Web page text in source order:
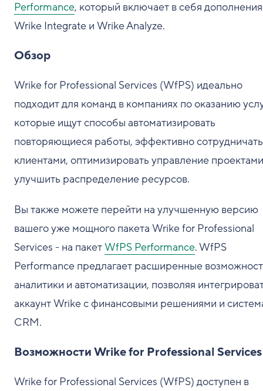
Performance, который включает в себя дополнения
Wrike Integrate и Wrike Analyze.
Обзор
Wrike for Professional Services (WfPS) идеально
подходит для команд в компаниях по оказанию
которые ищут способы автоматизировать
повторяющиеся работы, эффективно
клиентами, оптимизировать управление
улучшить распределение ресурсов.
Вы также можете перейти на улучшенную версию
вашего уже мощного пакета Wrike for Professional
Services - на пакетWfPS Performance. WfPS
Performance предлагает расширенные
аналитики и автоматизации, позволяя
аккаунт Wrike с финансовыми решениями и
CRM.
Возможности Wrike for Professional Services
Wrike for Professional Services (WfPS) доступен в